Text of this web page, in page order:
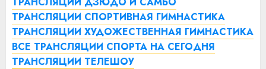
ТРАНСЛЯЦИИ СПОРТИВНАЯ ГИМНАСТИКА
ТРАНСЛЯЦИИ ХУДОЖЕСТВЕННАЯ ГИМНАСТИКА
ВСЕ ТРАНСЛЯЦИИ СПОРТА НА СЕГОДНЯ
ТРАНСЛЯЦИИ ТЕЛЕШОУ